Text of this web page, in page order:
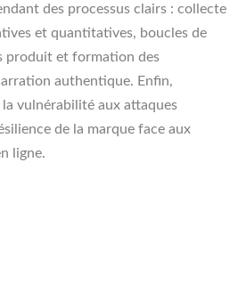
des processus clairs : collecte
et quantitatives, boucles de
produit et formation des
authentique. Enfin,
vulnérabilité aux attaques
de la marque face aux
ligne.